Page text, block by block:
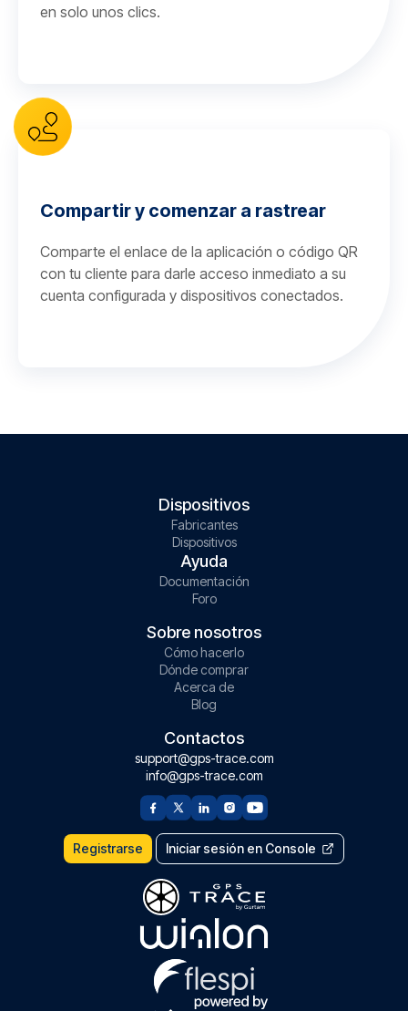
en solo unos clics.
Compartir y comenzar a rastrear
Comparte el enlace de la aplicación o código QR
con tu cliente para darle acceso inmediato a su
cuenta configurada y dispositivos conectados.
Dispositivos
Fabricantes
Dispositivos
Ayuda
Documentación
Foro
Sobre nosotros
Cómo hacerlo
Dónde comprar
Acerca de
Blog
Contactos
support@gps-trace.com
info@gps-trace.com
Registrarse Iniciar sesión en Console